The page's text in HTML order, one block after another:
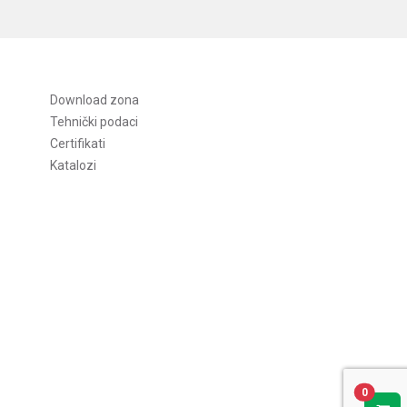
Download zona
Tehnički podaci
Certifikati
Katalozi
0